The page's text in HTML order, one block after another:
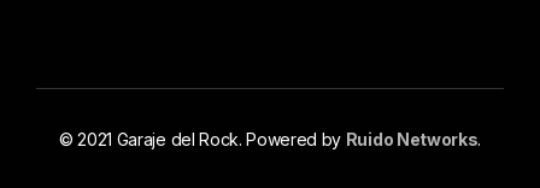
© 2021 Garaje del Rock. Powered by Ruido Networks.